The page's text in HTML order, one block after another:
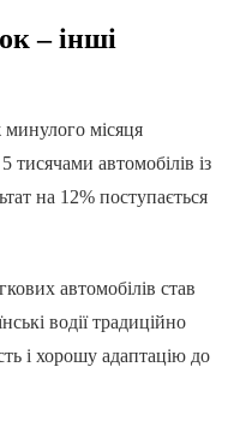
– інші
місяця
тисячами автомобілів із
на 12% поступається
автомобілів став
водії традиційно
і хорошу адаптацію до